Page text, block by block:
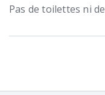
Pas de toilettes ni